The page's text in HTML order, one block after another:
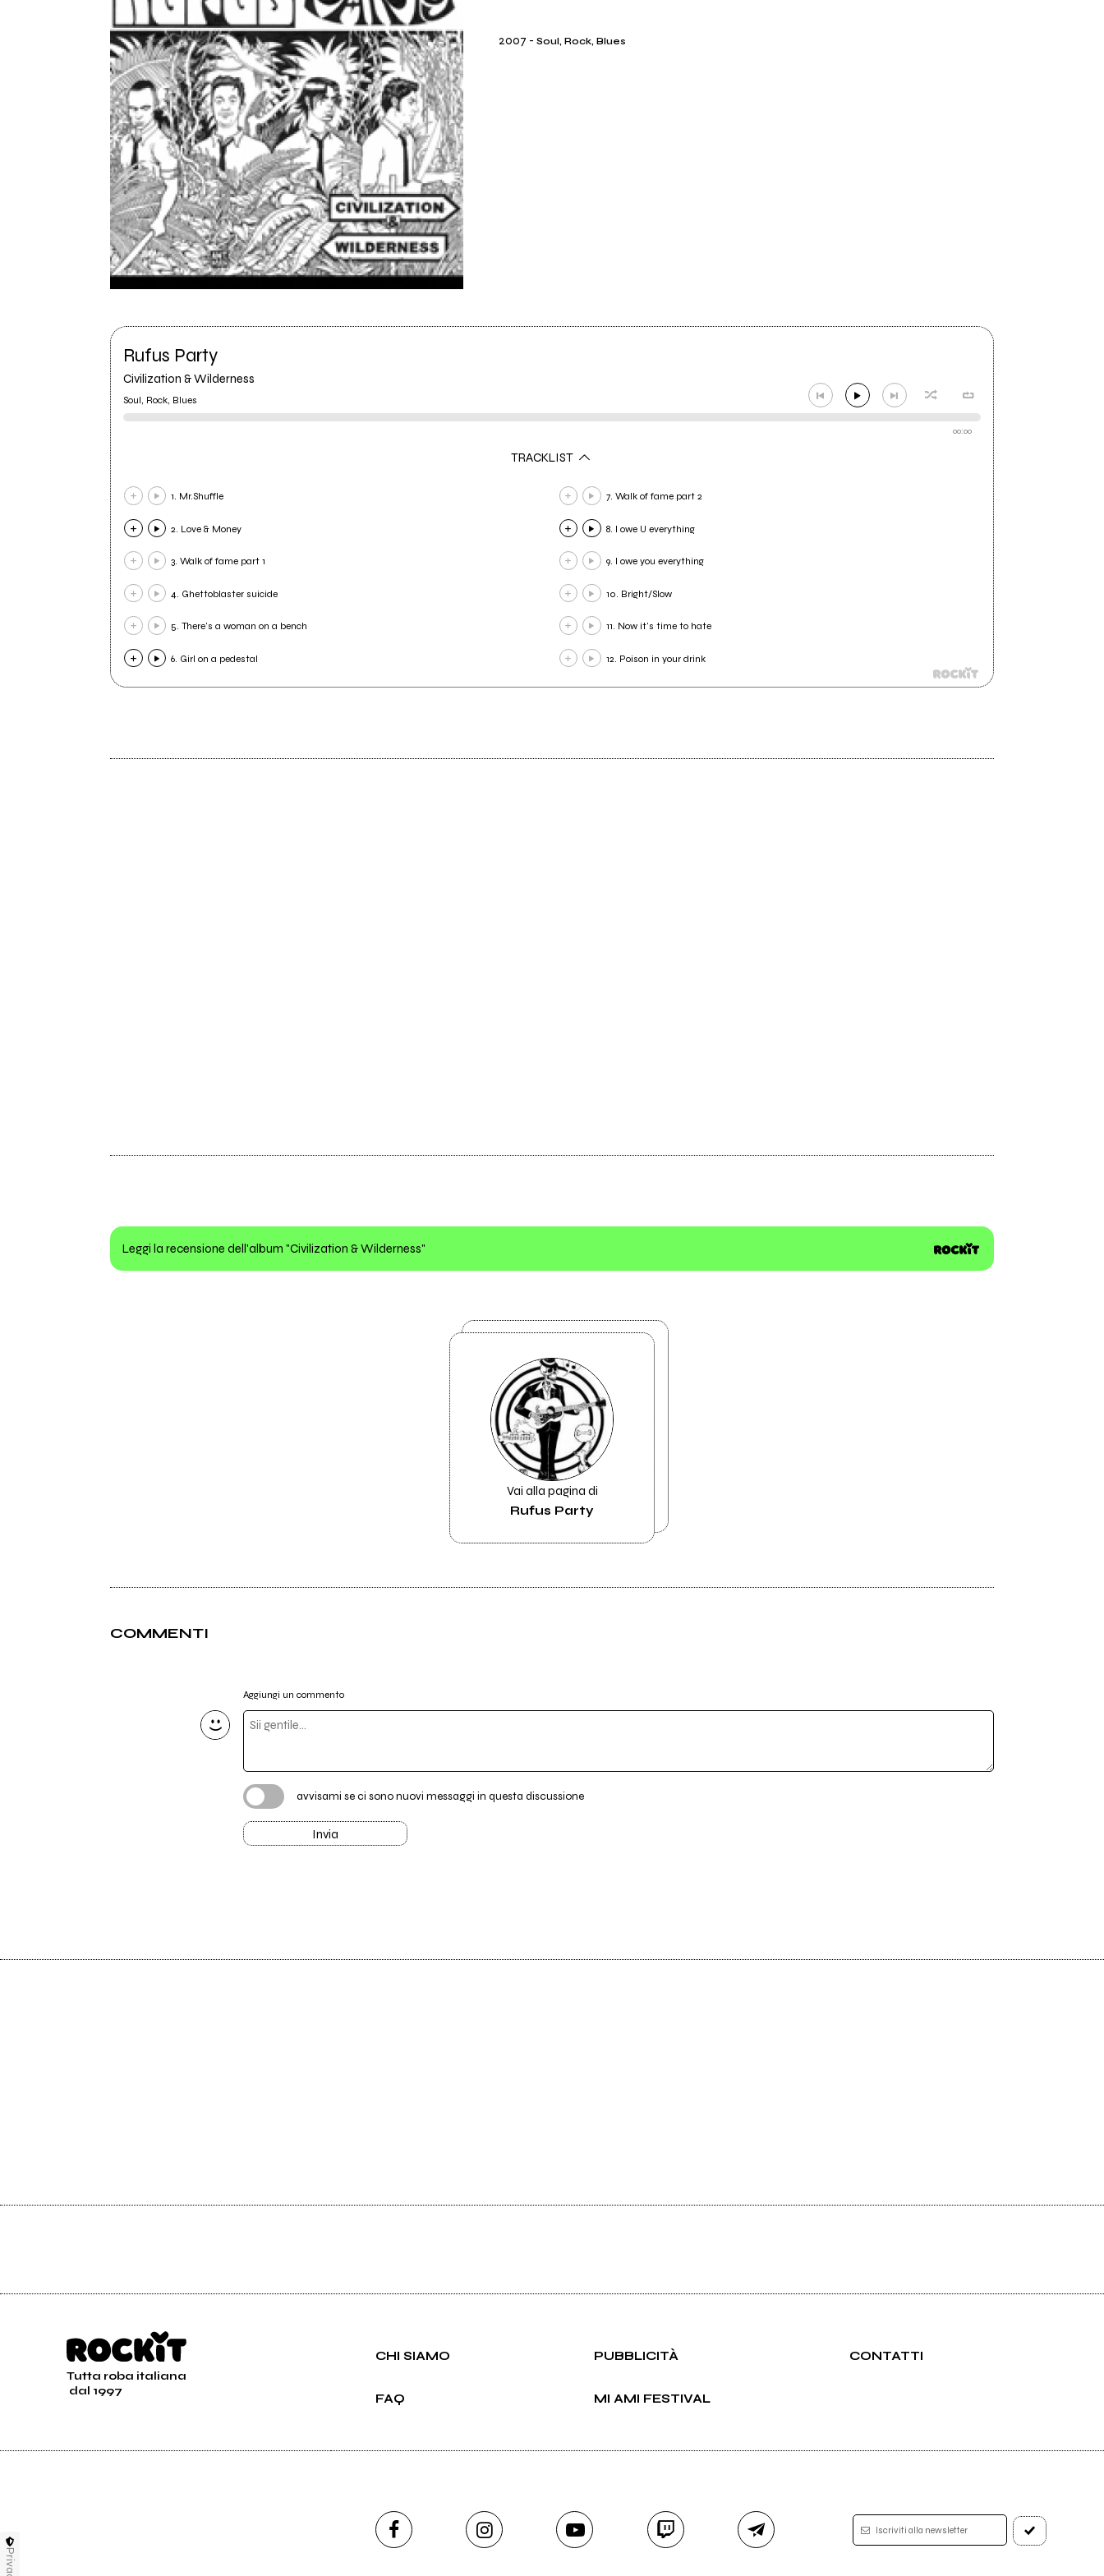
2007 -Soul, Rock, Blues
Rufus Party
Civilization & Wilderness
Soul, Rock, Blues
00:00
TRACKLIST
1. Mr.Shuffle
2. Love & Money
3. Walk of fame part 1
4. Ghettoblaster suicide
5. There's a woman on a bench
6. Girl on a pedestal
7. Walk of fame part 2
8. I owe U everything
9. I owe you everything
10. Bright/Slow
11. Now it's time to hate
12. Poison in your drink
Leggi la recensione dell'album "Civilization & Wilderness"
Vai alla pagina di
Rufus Party
COMMENTI
Aggiungi un commento
avvisami se ci sono nuovi messaggi in questa discussione
Invia
Tutta roba italiana
dal 1997
CHI SIAMO PUBBLICITÀ CONTATTI
FAQ MI AMI FESTIVAL
Iscriviti alla newsletter
Privacy